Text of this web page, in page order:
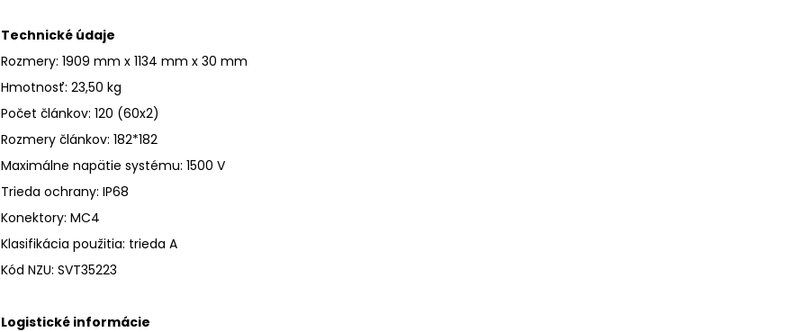
Technické údaje
Rozmery: 1909 mm x 1134 mm x 30 mm
Hmotnosť: 23,50 kg
Počet článkov: 120 (60x2)
Rozmery článkov: 182*182
Maximálne napätie systému: 1500 V
Trieda ochrany: IP68
Konektory: MC4
Klasifikácia použitia: trieda A
Kód NZU: SVT35223
Logistické informácie